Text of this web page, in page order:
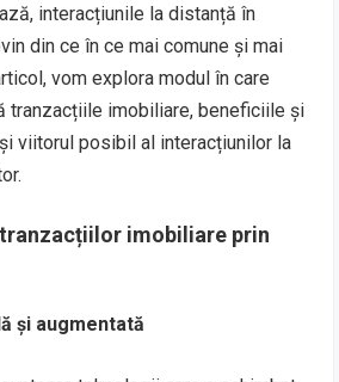
interacțiunile la distanță în
din ce în ce mai comune și mai
vom explora modul în care
tranzacțiile imobiliare, beneficiile și
viitorul posibil al interacțiunilor la
imobiliare prin
și augmentată